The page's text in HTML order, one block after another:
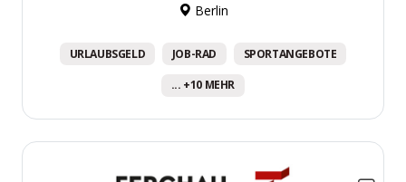
Berlin
URLAUBSGELD JOB-RAD SPORTANGEBOTE
... +10 MEHR